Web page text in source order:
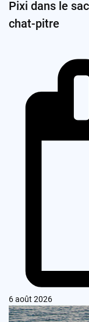
Pixi dans le
chat-pitre
6 août 2026